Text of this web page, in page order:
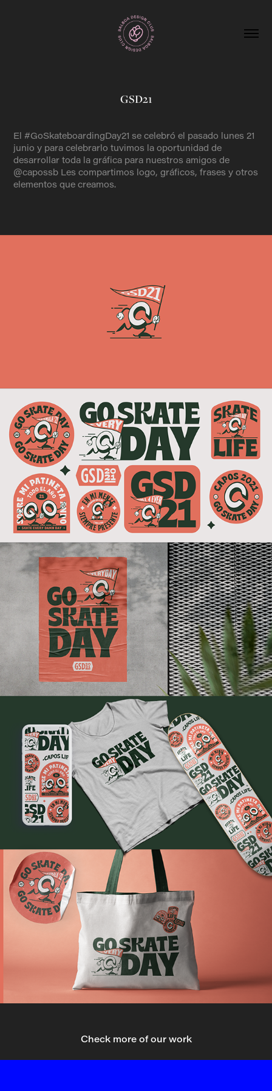
GSD21
El #GoSkateboardingDay21 se celebró el pasado lunes 21
junio y para celebrarlo tuvimos la oportunidad de
desarrollar toda la gráfica para nuestros amigos de
@capossb Les compartimos logo, gráficos, frases y otros
elementos que creamos.
Check more of our work